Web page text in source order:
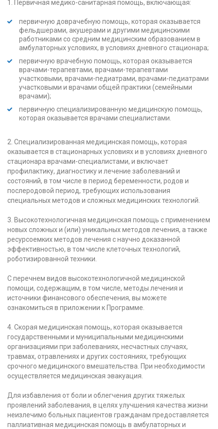
1. Первичная медико-санитарная помощь, включающая:
первичную доврачебную помощь, которая оказывается
фельдшерами, акушерами и другими медицинскими
работниками со средним медицинским образованием в
амбулаторных условиях, в условиях дневного стационара;
первичную врачебную помощь, которая оказывается
врачами-терапевтами, врачами-терапевтами
участковыми, врачами-педиатрами, врачами-педиатрами
участковыми и врачами общей практики (семейными
врачами);
первичную специализированную медицинскую помощь,
которая оказывается врачами специалистами.
2. Специализированная медицинская помощь, которая
оказывается в стационарных условиях и в условиях дневного
стационара врачами-специалистами, и включает
профилактику, диагностику и лечение заболеваний и
состояний, в том числе в период беременности, родов и
послеродовой период, требующих использования
специальных методов и сложных медицинских технологий.
3. Высокотехнологичная медицинская помощь с применением
новых сложных и (или) уникальных методов лечения, а также
ресурсоемких методов лечения с научно доказанной
эффективностью, в том числе клеточных технологий,
роботизированной техники.
С перечнем видов высокотехнологичной медицинской
помощи, содержащим, в том числе, методы лечения и
источники финансового обеспечения, вы можете
ознакомиться в приложении к Программе.
4. Скорая медицинская помощь, которая оказывается
государственными и муниципальными медицинскими
организациями при заболеваниях, несчастных случаях,
травмах, отравлениях и других состояниях, требующих
срочного медицинского вмешательства. При необходимости
осуществляется медицинская эвакуация.
Для избавления от боли и облегчения других тяжелых
проявлений заболевания, в целях улучшения качества жизни
неизлечимо больных пациентов гражданам предоставляется
паллиативная медицинская помощь в амбулаторных и